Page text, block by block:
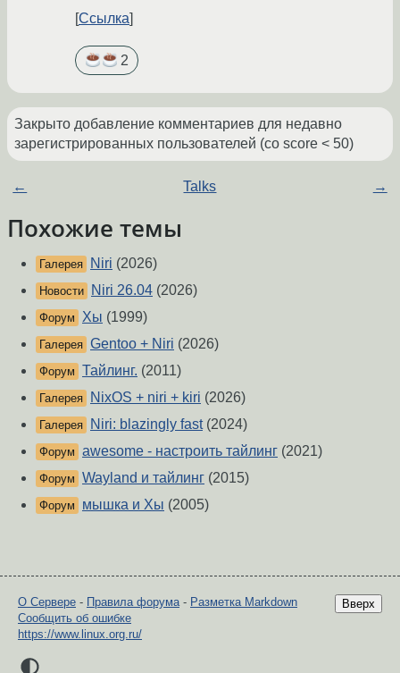
Ссылка
2
Закрыто добавление комментариев для недавно
зарегистрированных пользователей (со score < 50)
← Talks →
Похожие темы
Галерея Niri (2026)
Новости Niri 26.04 (2026)
Форум Хы (1999)
Галерея Gentoo + Niri (2026)
Форум Тайлинг. (2011)
Галерея NixOS + niri + kiri (2026)
Галерея Niri: blazingly fast(2024)
Форум awesome - настроить тайлинг (2021)
Форум Wayland и тайлинг (2015)
Форум мышка и Хы (2005)
Вверх
О Сервере - Правила форума- Разметка Markdown
Сообщить об ошибке
https://www.linux.org.ru/